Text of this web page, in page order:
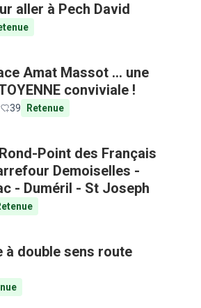
aller à Pech David
Amat Massot ... une
conviviale !
39 Retenue
Point des Français
Demoiselles -
- Duméril - St Joseph
à double sens route